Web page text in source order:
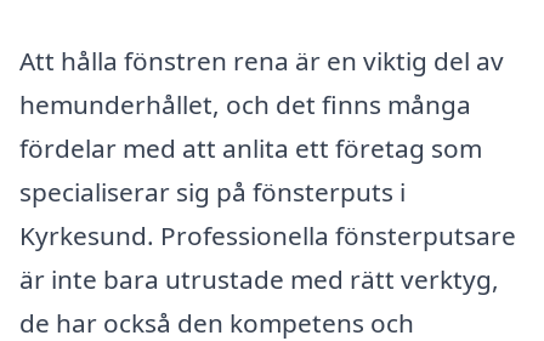
Att hålla fönstren rena är en viktig del av
hemunderhållet, och det finns många
fördelar med att anlita ett företag som
specialiserar sig på fönsterputs i
Kyrkesund. Professionella fönsterputsare
är inte bara utrustade med rätt verktyg,
de har också den kompetens och